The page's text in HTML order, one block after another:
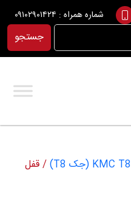
شماره همراه : ۰۹۱۰۲۹۰۱۴۲۴
جستجو
KMC T8 (جک T8)
/ قفل